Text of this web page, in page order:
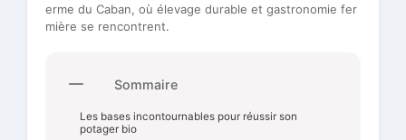
erme du Caban, où élevage durable et gastronomie fer
mière se rencontrent.
Sommaire
Les bases incontournables pour réussir son
potager bio